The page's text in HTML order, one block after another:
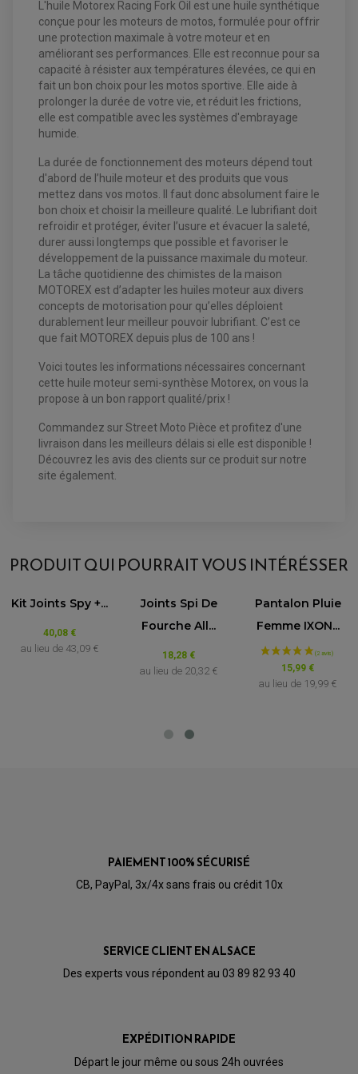
FREINAGE
ACCESSOIRE + VISSERIE FREINAGE
DISQUE DE FREIN
PLAQUETTE DE FREIN
KIT DURITE DE FREIN
KIT DURITE D'EMBRAYAGE MOTO
KIT RÉPARATION ÉTRIER DE FREIN
KIT RÉPARATION MAÎTRE CYLINDRE
MAÎTRE CYLINDRE
HUILE ET PRODUIT D'ENTRETIEN
PRODUIT D'ENTRETIEN
PARTIE CYCLE
BULLE / PARE-BRISE
CÂBLE ACCÉLÉRATEUR
CABLE D'EMBRAYAGE
KIT RABAISSEMENT MOTO
KIT STREET BIKE
SÉLECTEUR DE VITESSE
PRODUIT ENTRETIEN
FILTRE A AIR
FILTRE A HUILE
BOUGIE SCOOTER
PRODUIT D'ENTRETIEN
HUILE ET LUBRIFIANTS SCOOTER
PARTIE CYCLE
BULLE / PARE-BRISE
LEVIER DE FREIN
COURROIE
VARIATEUR SCOOTER
COMPTEUR QUAD / SSV
CONTACTEUR A CLÉ QUAD
DÉMARREUR
ECLAIRAGE LED / HALOGÈNE
STATOR ET REDRESSEUR / REGULATEUR
VENTILATEUR DE RADIATEUR
EQUIPEMENT FREINAGE QUAD / SSV
DISQUE DE FREIN QUAD / SSV
KIT DURITE DE FREIN QUAD
PLAQUETTES DE FREIN QUAD / SSV
HUILE ET PRODUIT D'ENTRETIEN QUAD
HUILE POUR QUAD
PRODUIT D'ENTRETIEN QUAD
JANTES / ACCESSOIRES QUAD ET SSV
CHAÎNE A NEIGE QUAD-SSV
CHAÎNES A NEIGE
CHAMBRE A AIR QUAD ET SSV
CLOUS / CRAMPON VISSABLE
ÉLARGISSEURES DE VOIES QUAD
JANTES QUAD ET SSV
PARTIE CYCLE QUAD
COLONNE DE DIRECTION QUAD
LEVIER DE FREIN ET D'EMBRAYAGE
ROTULE DE DIRECTION
PNEUMATIQUE
MOUSSE
EQUIPEMENT FREINAGE MOTO CROSS ET
ENDURO
ACCESSOIRES FREINAGE
DISQUE DE FREIN AVANT
DISQUE DE FREIN ARRIÈRE
PLAQUETTE DE FREIN
KIT RÉPARATION PÉDALE DE FREIN
KIT RÉPARATION MAÎTRE CYLINDRE
KIT RÉPARATION ÉTRIER DE FREIN
ROULEMENT MOTO CROSS ET ENDURO
ROULEMENT DE ROUE AVANT
ROULEMENT D'AMORTISSEUR
ROULEMENT COLONNE DE DIRECTION
ROULEMENT BRAS OSCILLANT
L'huile Motorex Racing Fork Oil est une huile synthétique
conçue pour les moteurs de motos, formulée pour offrir
une protection maximale à votre moteur et en
améliorant ses performances. Elle est reconnue pour sa
capacité à résister aux températures élevées, ce qui en
fait un bon choix pour les motos sportive. Elle aide à
prolonger la durée de votre vie, et réduit les frictions,
elle est compatible avec les systèmes d'embrayage
humide.
La durée de fonctionnement des moteurs dépend tout
d'abord de l’huile moteur et des produits que vous
mettez dans vos motos. Il faut donc absolument faire le
bon choix et choisir la meilleure qualité. Le lubrifiant doit
refroidir et protéger, éviter l’usure et évacuer la saleté,
durer aussi longtemps que possible et favoriser le
développement de la puissance maximale du moteur.
La tâche quotidienne des chimistes de la maison
MOTOREX est d’adapter les huiles moteur aux divers
concepts de motorisation pour qu’elles déploient
durablement leur meilleur pouvoir lubrifiant. C’est ce
que fait MOTOREX depuis plus de 100 ans !
Voici toutes les informations nécessaires concernant
cette huile moteur semi-synthèse Motorex, on vous la
propose à un bon rapport qualité/prix !
Commandez sur Street Moto Pièce et profitez d'une
livraison dans les meilleurs délais si elle est disponible !
Découvrez les avis des clients sur ce produit sur notre
site également.
VOIR L'ATTESTATION
Avis soumis à un contrôle
5.0/5
Basé sur 2 avis
PRODUIT QUI POURRAIT VOUS INTÉRÉSSER
Kit Joints Spy +...
40,08 €
au lieu de 43,09 €
Joints Spi De
Fourche All...
18,28 €
au lieu de 20,32 €
Pantalon Pluie
Femme IXON...
15,99 €
au lieu de 19,99 €
PAIEMENT 100% SÉCURISÉ
CB, PayPal, 3x/4x sans frais ou crédit 10x
SERVICE CLIENT EN ALSACE
Des experts vous répondent au 03 89 82 93 40
EXPÉDITION RAPIDE
Départ le jour même ou sous 24h ouvrées